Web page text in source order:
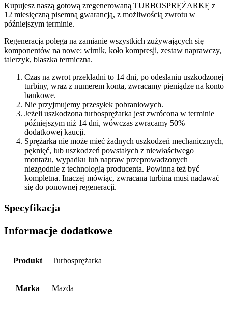
Kupujesz naszą gotową zregenerowaną TURBOSPRĘŻARKĘ z
12 miesięczną pisemną gwarancją, z możliwością zwrotu w
późniejszym terminie.
Regeneracja polega na zamianie wszystkich zużywających się
komponentów na nowe: wirnik, koło kompresji, zestaw naprawczy,
talerzyk, blaszka termiczna.
Czas na zwrot przekładni to 14 dni, po odesłaniu uszkodzonej
turbiny, wraz z numerem konta, zwracamy pieniądze na konto
bankowe.
Nie przyjmujemy przesyłek pobraniowych.
Jeżeli uszkodzona turbosprężarka jest zwrócona w terminie
późniejszym niż 14 dni, wówczas zwracamy 50%
dodatkowej kaucji.
Sprężarka nie może mieć żadnych uszkodzeń mechanicznych,
pęknięć, lub uszkodzeń powstałych z niewłaściwego
montażu, wypadku lub napraw przeprowadzonych
niezgodnie z technologią producenta. Powinna też być
kompletna. Inaczej mówiąc, zwracana turbina musi nadawać
się do ponownej regeneracji.
Specyfikacja
Informacje dodatkowe
Produkt Turbosprężarka
Marka Mazda